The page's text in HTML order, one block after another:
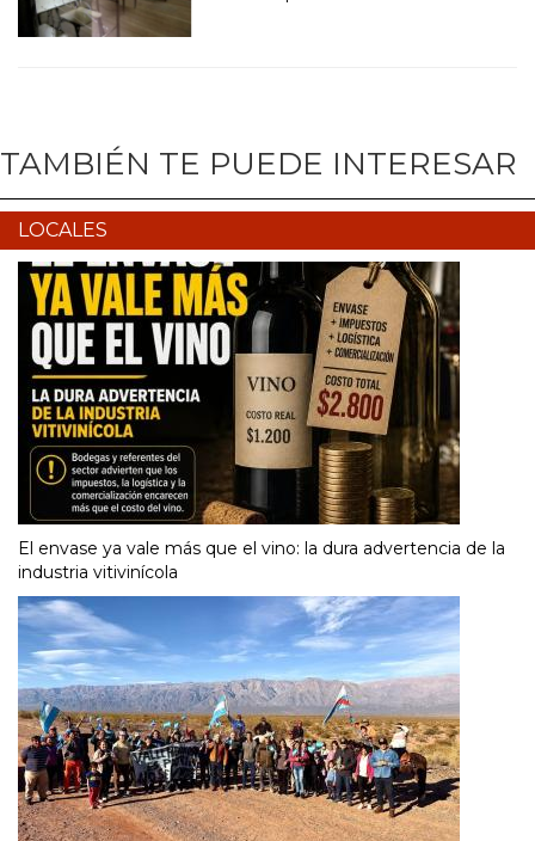
TAMBIÉN TE PUEDE INTERESAR
LOCALES
El envase ya vale más que el vino: la dura advertencia de la
industria vitivinícola